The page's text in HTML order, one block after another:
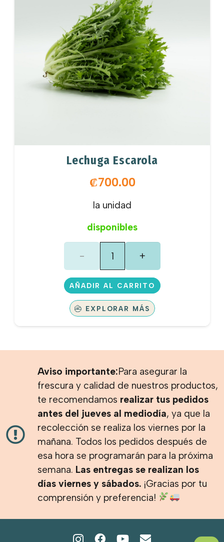
Lechuga Escarola
₡700.00
la unidad
disponibles
cantidad
AÑADIR AL CARRITO
EXPLORAR MÁS
Aviso importante:Para asegurar la
frescura y calidad de nuestros productos,
te recomendamos realizar tus pedidos
antes del jueves al mediodía, ya que la
recolección se realiza los viernes por la
mañana. Todos los pedidos después de
esa hora se programarán para la próxima
semana. Las entregas se realizan los
días viernes y sábados. ¡Gracias por tu
comprensión y preferencia!